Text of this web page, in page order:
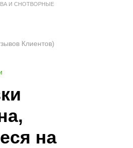
И СНОТВОРНЫЕ
Клиентов)
на